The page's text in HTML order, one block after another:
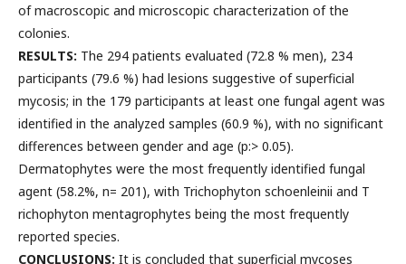
of macroscopic and microscopic characterization of the
colonies.
RESULTS: The 294 patients evaluated (72.8 % men), 234
participants (79.6 %) had lesions suggestive of superficial
mycosis; in the 179 participants at least one fungal agent was
identified in the analyzed samples (60.9 %), with no significant
differences between gender and age (p:> 0.05).
Dermatophytes were the most frequently identified fungal
agent (58.2%, n= 201), with Trichophyton schoenleinii and T
richophyton mentagrophytes being the most frequently
reported species.
CONCLUSIONS: It is concluded that superficial mycoses